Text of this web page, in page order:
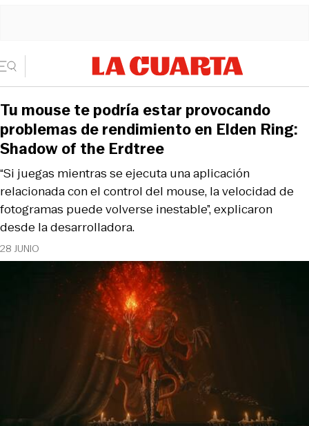
28 JUNIO
“Si juegas mientras se ejecuta una aplicación
relacionada con el control del mouse, la velocidad de
fotogramas puede volverse inestable”, explicaron
desde la desarrolladora.
Tu mouse te podría estar provocando
problemas de rendimiento en Elden Ring:
Shadow of the Erdtree